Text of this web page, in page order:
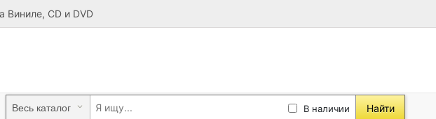
Виниле, CD и DVD
В наличии Найти